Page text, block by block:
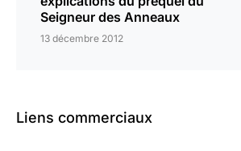
Seigneur des Anneaux
13 décembre 2012
Liens commerciaux